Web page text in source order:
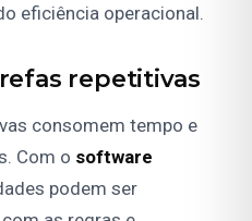
eficiência operacional.
repetitivas
consomem tempo e
Com o software
podem ser